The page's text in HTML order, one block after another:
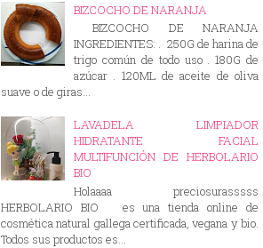
BIZCOCHO DE NARANJA
BIZCOCHO DE NARANJA
INGREDIENTES: . 250G de harina de
trigo común de todo uso . 180G de
azúcar . 120ML de aceite de oliva
suave o de giras...
LAVADELA LIMPIADOR
HIDRATANTE FACIAL
MULTIFUNCIÓN DE HERBOLARIO
BIO
Holaaaa preciosurasssss
HERBOLARIO BIO es una tienda online de
cosmética natural gallega certificada, vegana y bio.
Todos sus productos es...